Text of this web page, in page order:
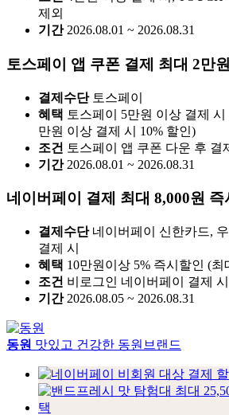
제외
기간 2026.08.01 ~ 2026.08.31
토스페이 앱 쿠폰 결제 최대 2만
결제수단 토스페이
혜택 토스페이 5만원 이상 결제
만원 이상 결제 시 10% 할인)
조건 토스페이 앱 쿠폰 다운 후 결
기간 2026.08.01 ~ 2026.08.31
네이버페이 결제 최대 8,000원 즉
결제수단 네이버페이 신한카드,
결제 시
혜택 10만원이상 5% 즉시할인 (최
조건 비로그인 네이버페이 결제 시
기간 2026.08.05 ~ 2026.08.31
동원 맛있고 건강한 동원브랜드